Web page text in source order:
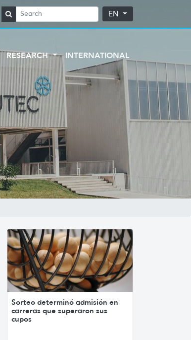
EN
RESEARCH INTERNATIONAL
Sorteo determinó admisión en
carreras que superaron sus
cupos